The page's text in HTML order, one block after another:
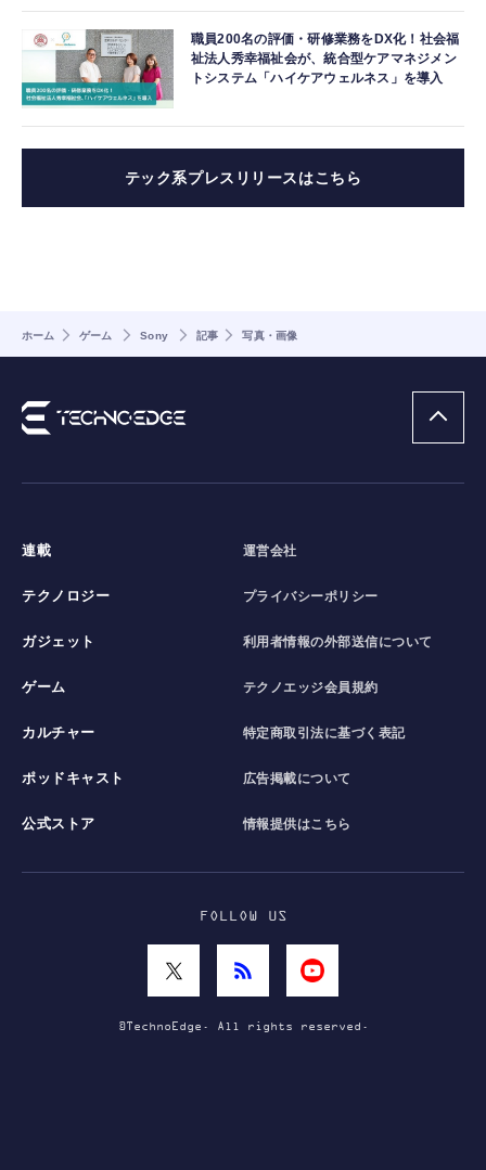
職員200名の評価・研修業務をDX化！社会福
祉法人秀幸福祉会が、統合型ケアマネジメン
トシステム「ハイケアウェルネス」を導入
テック系プレスリリースはこちら
ホーム ゲーム Sony 記事 写真・画像
連載
テクノロジー
ガジェット
ゲーム
カルチャー
ポッドキャスト
公式ストア
運営会社
プライバシーポリシー
利用者情報の外部送信について
テクノエッジ会員規約
特定商取引法に基づく表記
広告掲載について
情報提供はこちら
FOLLOW US
©TechnoEdge. All rights reserved.